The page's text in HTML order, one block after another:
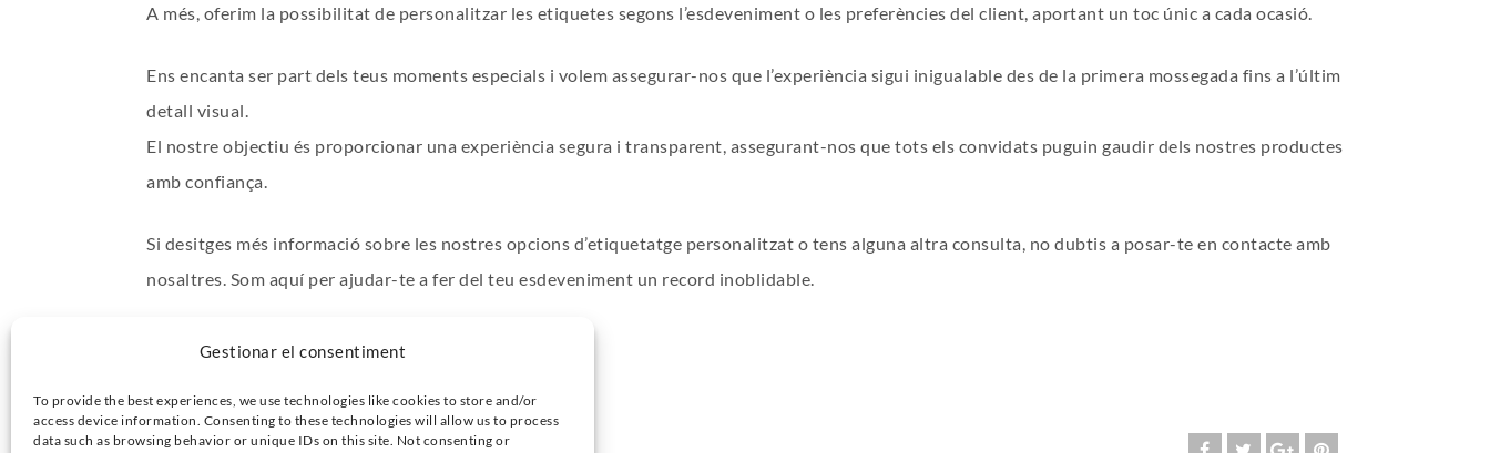
Gestionar el consentiment
To provide the best experiences, we use technologies like cookies to store and/or
access device information. Consenting to these technologies will allow us to process
data such as browsing behavior or unique IDs on this site. Not consenting or
A més, oferim la possibilitat de personalitzar les etiquetes segons l’esdeveniment o les preferències del client, aportant un toc únic a cada ocasió.
Ens encanta ser part dels teus moments especials i volem assegurar-nos que l’experiència sigui inigualable des de la primera mossegada fins a l’últim
detall visual.
El nostre objectiu és proporcionar una experiència segura i transparent, assegurant-nos que tots els convidats puguin gaudir dels nostres productes
amb confiança.
Si desitges més informació sobre les nostres opcions d’etiquetatge personalitzat o tens alguna altra consulta, no dubtis a posar-te en contacte amb
nosaltres. Som aquí per ajudar-te a fer del teu esdeveniment un record inoblidable.
Gràcies per confiar en Sanabras Catering!